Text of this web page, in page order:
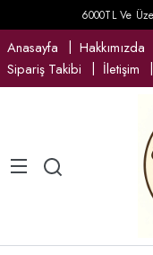
6000TL Ve
Anasayfa Hakkımızda
Sipariş Takibi
İletişim